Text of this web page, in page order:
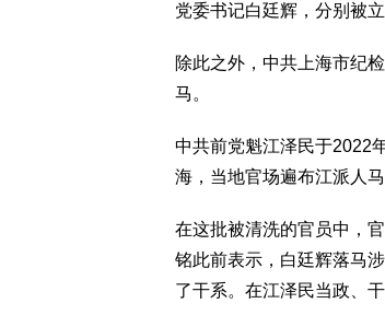
党委书记白廷辉，分别被立
除此之外，中共上海市纪
马。
中共前党魁江泽民于2022
海，当地官场遍布江派人马
在这批被清洗的官员中，
铭此前表示，白廷辉落马
了干系。在江泽民当政、